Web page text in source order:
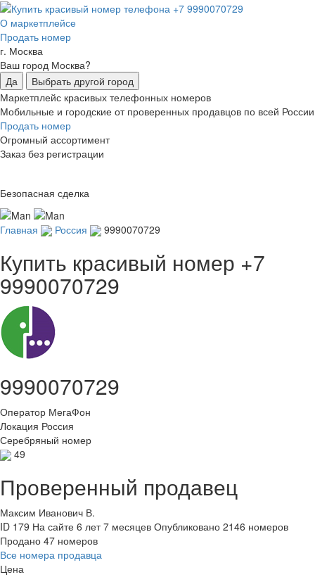
О маркетплейсе
Продать номер
г. Москва
Ваш город Москва?
Да
Выбрать другой город
Маркетплейс красивых телефонных номеров
Мобильные и городские от проверенных продавцов по всей России
Продать номер
Огромный ассортимент
Заказ без регистрации
Безопасная сделка
Главная Россия 9990070729
Купить красивый номер +7
9990070729
9990070729
Оператор МегаФон
Локация Россия
Серебряный номер
49
Проверенный продавец
Максим Иванович В.
ID 179 На сайте 6 лет 7 месяцев Опубликовано 2146 номеров
Продано 47 номеров
Все номера продавца
Цена